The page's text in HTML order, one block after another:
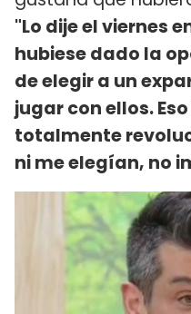
"Lo dije el viernes
hubiese dado la
de elegir a un
jugar con ellos.
totalmente
ni me elegían, no